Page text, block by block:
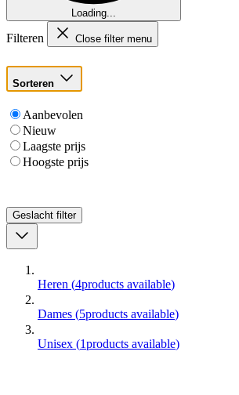
Loading...
Filteren Close filter menu
Sorteren
Aanbevolen
Nieuw
Laagste prijs
Hoogste prijs
Geslacht filter
Heren (4products available)
Dames (5products available)
Unisex (1products available)